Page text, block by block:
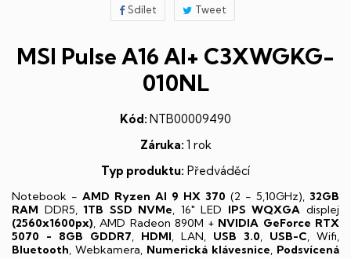
Sdílet Tweet
MSI Pulse A16 AI+ C3XWGKG-
010NL
Kód: NTB00009490
Záruka: 1 rok
Typ produktu: Předváděcí
Notebook - AMD Ryzen AI 9 HX 370 (2 - 5,10GHz), 32GB
RAM DDR5,1TB SSD NVMe, 16" LED IPS WQXGA displej
(2560x1600px), AMD Radeon 890M + NVIDIA GeForce RTX
5070 - 8GB GDDR7, HDMI, LAN, USB 3.0, USB-C, Wifi,
Bluetooth, Webkamera, Numerická klávesnice, Podsvícená